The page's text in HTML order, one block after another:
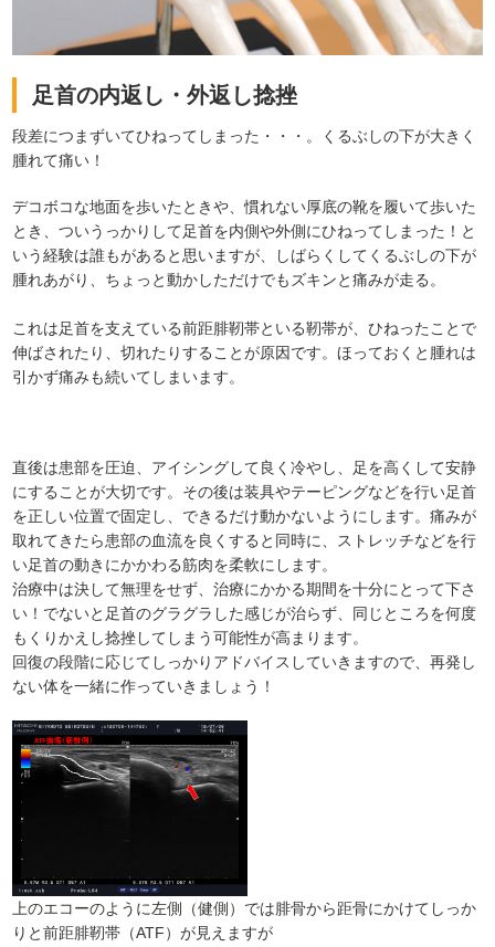
足首の内返し・外返し捻挫
段差につまずいてひねってしまった・・・。くるぶしの下が大きく
腫れて痛い！
デコボコな地面を歩いたときや、慣れない厚底の靴を履いて歩いた
とき、ついうっかりして足首を内側や外側にひねってしまった！と
いう経験は誰もがあると思いますが、しばらくしてくるぶしの下が
腫れあがり、ちょっと動かしただけでもズキンと痛みが走る。
これは足首を支えている前距腓靭帯といる靭帯が、ひねったことで
伸ばされたり、切れたりすることが原因です。ほっておくと腫れは
引かず痛みも続いてしまいます。
直後は患部を圧迫、アイシングして良く冷やし、足を高くして安静
にすることが大切です。その後は装具やテーピングなどを行い足首
を正しい位置で固定し、できるだけ動かないようにします。痛みが
取れてきたら患部の血流を良くすると同時に、ストレッチなどを行
い足首の動きにかかわる筋肉を柔軟にします。
治療中は決して無理をせず、治療にかかる期間を十分にとって下さ
い！でないと足首のグラグラした感じが治らず、同じところを何度
もくりかえし捻挫してしまう可能性が高まります。
回復の段階に応じてしっかりアドバイスしていきますので、再発し
ない体を一緒に作っていきましょう！
上のエコーのように左側（健側）では腓骨から距骨にかけてしっか
りと前距腓靭帯（ATF）が見えますが